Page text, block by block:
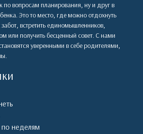
по вопросам планирования, ну и друг в
Это то место, где можно отдохнуть
встретить единомышленников,
или получить бесценный совет. С нами
уверенными в себе родителями,
неделям